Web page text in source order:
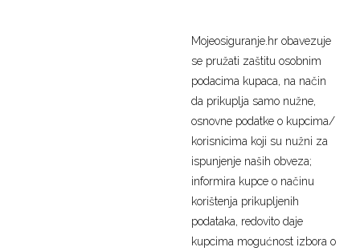
Mojeosiguranje.hr obavezuje
se pružati zaštitu osobnim
podacima kupaca, na način
da prikuplja samo nužne,
osnovne podatke o kupcima/
korisnicima koji su nužni za
ispunjenje naših obveza;
informira kupce o načinu
korištenja prikupljenih
podataka, redovito daje
kupcima mogućnost izbora o